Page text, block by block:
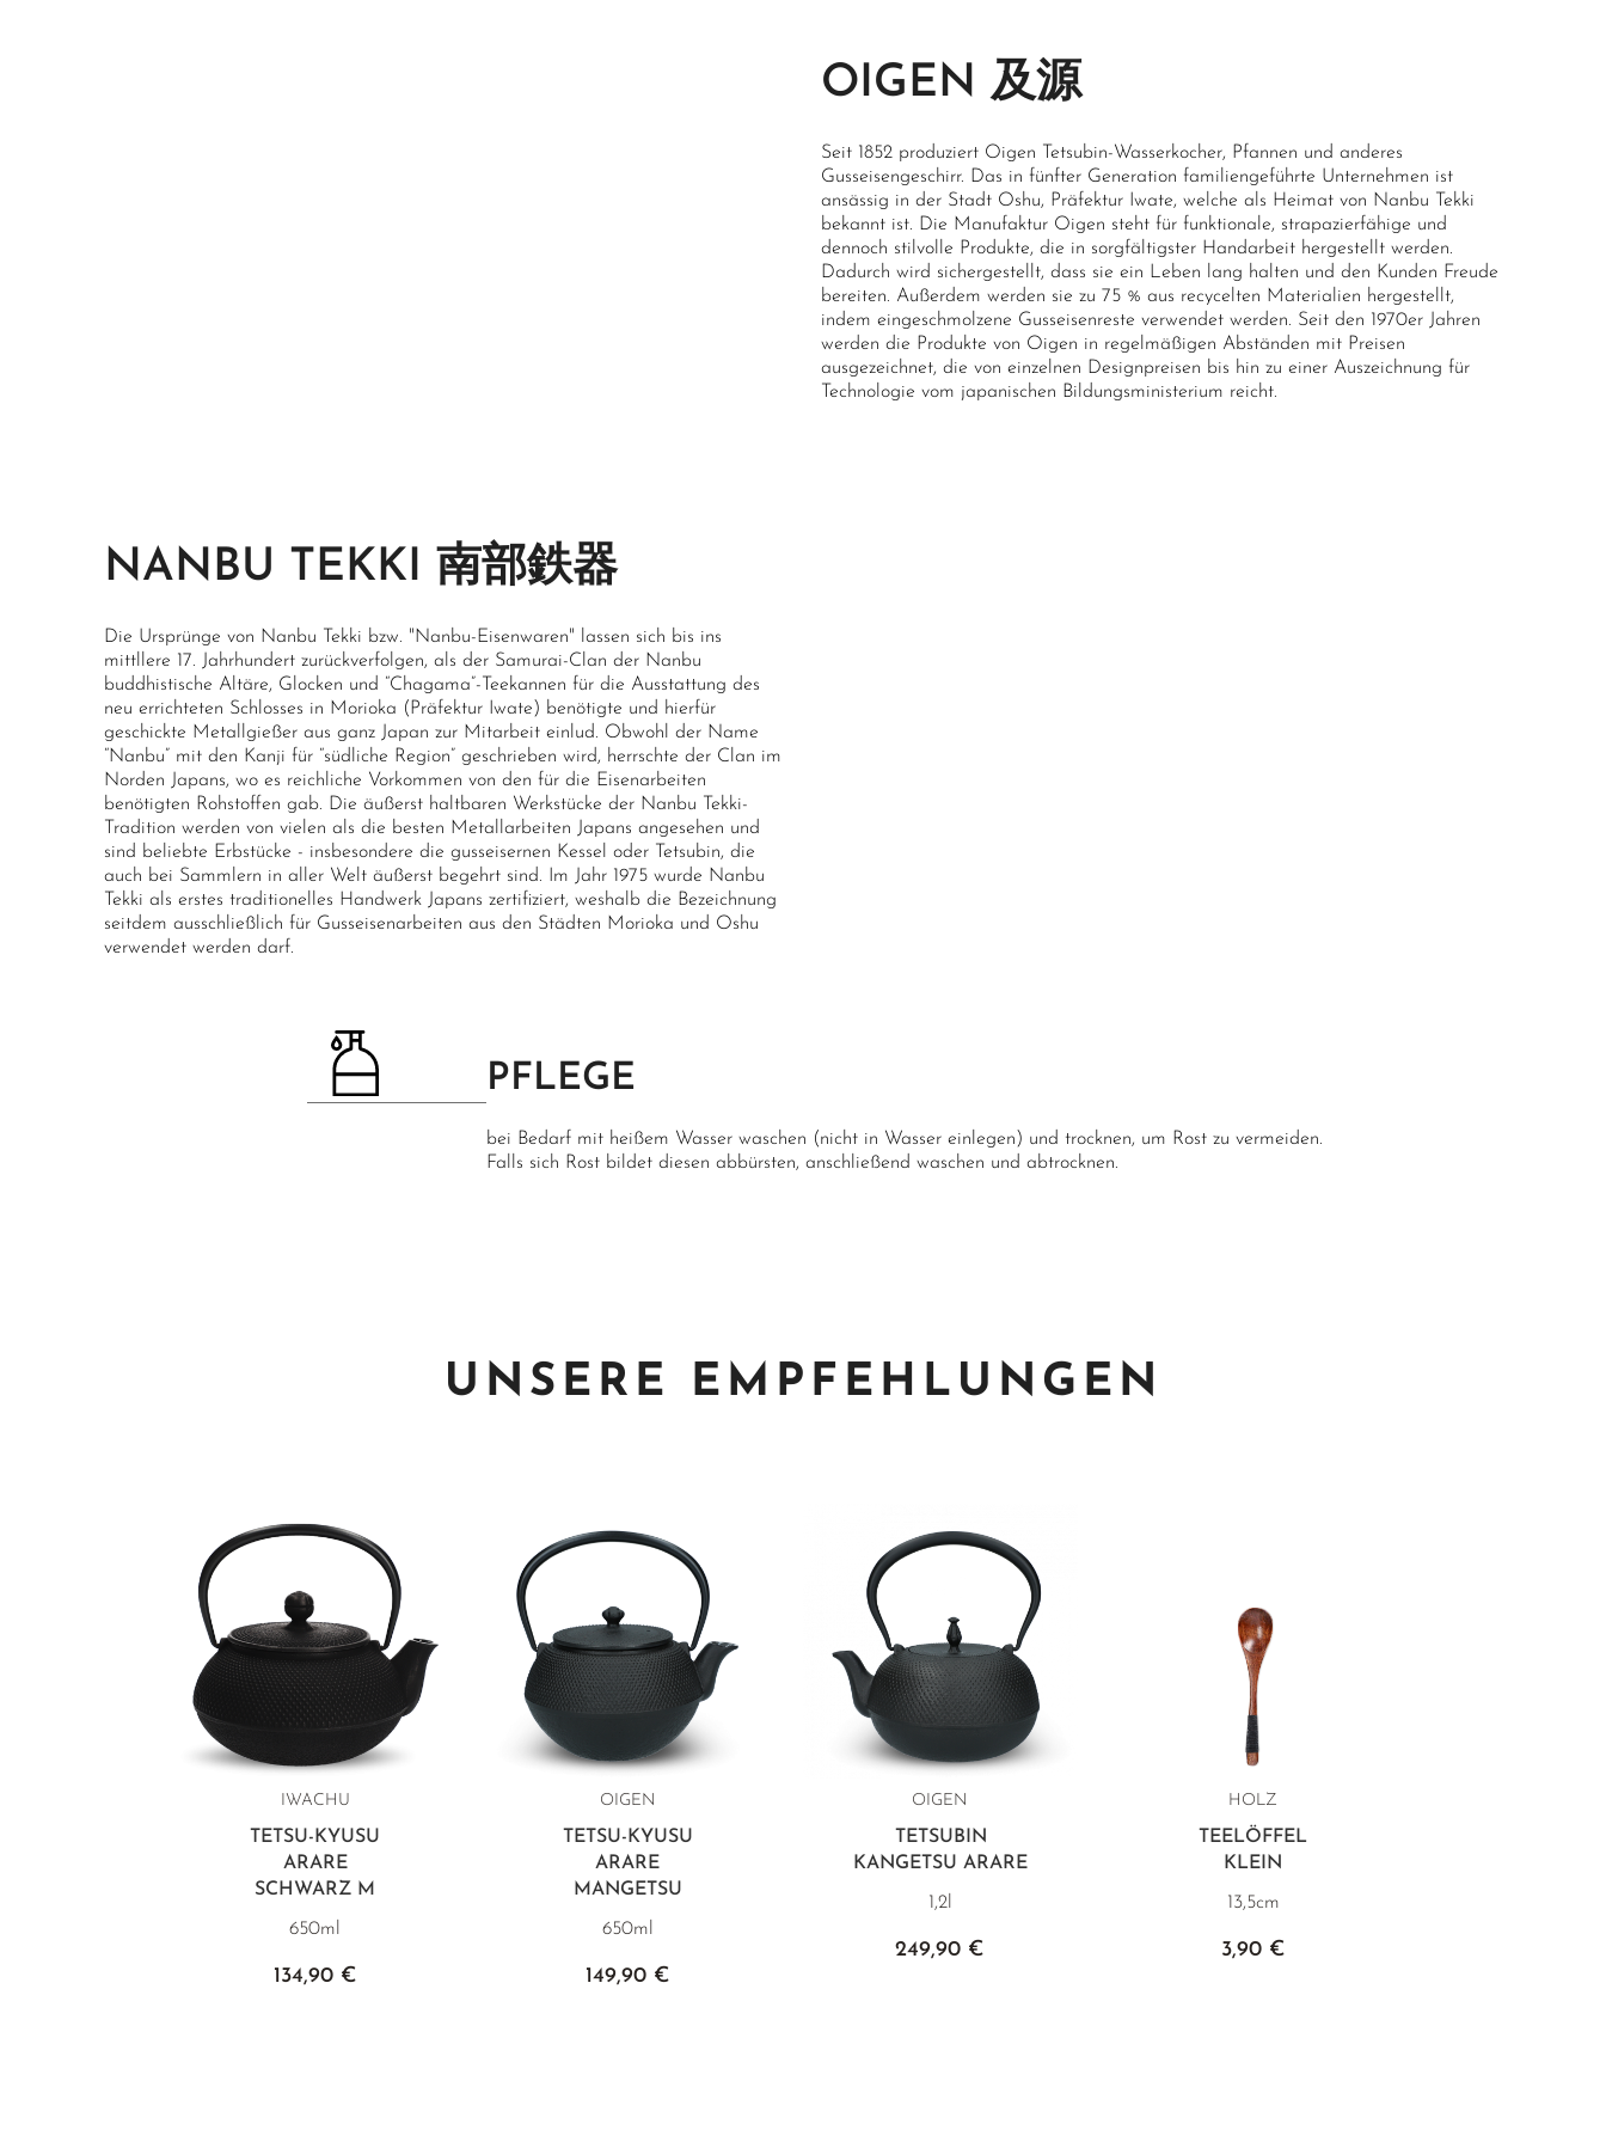
OIGEN 及源
Seit 1852 produziert Oigen Tetsubin-Wasserkocher, Pfannen und anderes
Gusseisengeschirr. Das in fünfter Generation familiengeführte Unternehmen ist
ansässig in der Stadt Oshu, Präfektur Iwate, welche als Heimat von Nanbu Tekki
bekannt ist. Die Manufaktur Oigen steht für funktionale, strapazierfähige und
dennoch stilvolle Produkte, die in sorgfältigster Handarbeit hergestellt werden.
Dadurch wird sichergestellt, dass sie ein Leben lang halten und den Kunden Freude
bereiten. Außerdem werden sie zu 75 % aus recycelten Materialien hergestellt,
indem eingeschmolzene Gusseisenreste verwendet werden. Seit den 1970er Jahren
werden die Produkte von Oigen in regelmäßigen Abständen mit Preisen
ausgezeichnet, die von einzelnen Designpreisen bis hin zu einer Auszeichnung für
Technologie vom japanischen Bildungsministerium reicht.
NANBU TEKKI 南部鉄器
Die Ursprünge von Nanbu Tekki bzw. "Nanbu-Eisenwaren" lassen sich bis ins
mittllere 17. Jahrhundert zurückverfolgen, als der Samurai-Clan der Nanbu
buddhistische Altäre, Glocken und “Chagama”-Teekannen für die Ausstattung des
neu errichteten Schlosses in Morioka (Präfektur Iwate) benötigte und hierfür
geschickte Metallgießer aus ganz Japan zur Mitarbeit einlud. Obwohl der Name
“Nanbu” mit den Kanji für “südliche Region” geschrieben wird, herrschte der Clan im
Norden Japans, wo es reichliche Vorkommen von den für die Eisenarbeiten
benötigten Rohstoffen gab. Die äußerst haltbaren Werkstücke der Nanbu Tekki-
Tradition werden von vielen als die besten Metallarbeiten Japans angesehen und
sind beliebte Erbstücke - insbesondere die gusseisernen Kessel oder Tetsubin, die
auch bei Sammlern in aller Welt äußerst begehrt sind. Im Jahr 1975 wurde Nanbu
Tekki als erstes traditionelles Handwerk Japans zertifiziert, weshalb die Bezeichnung
seitdem ausschließlich für Gusseisenarbeiten aus den Städten Morioka und Oshu
verwendet werden darf.
PFLEGE
bei Bedarf mit heißem Wasser waschen (nicht in Wasser einlegen) und trocknen, um Rost zu vermeiden.
Falls sich Rost bildet diesen abbürsten, anschließend waschen und abtrocknen.
UNSERE EMPFEHLUNGEN
IWACHU
TETSU-KYUSU
ARARE
SCHWARZ M
650ml
134,90 €
OIGEN
TETSU-KYUSU
ARARE
MANGETSU
650ml
149,90 €
OIGEN
TETSUBIN
KANGETSU ARARE
1,2l
249,90 €
HOLZ
TEELÖFFEL
KLEIN
13,5cm
3,90 €